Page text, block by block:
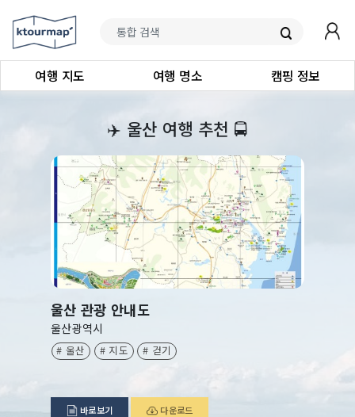
여행 지도 여행 명소 캠핑 정보
‍✈️ 울산 여행 추천 🚍
울산 관광 안내도
울산광역시
# 울산 # 지도 # 걷기
바로보기 다운로드